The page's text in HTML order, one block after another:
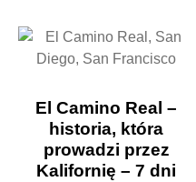
El Camino Real –
historia, która
prowadzi przez
Kalifornię – 7 dni